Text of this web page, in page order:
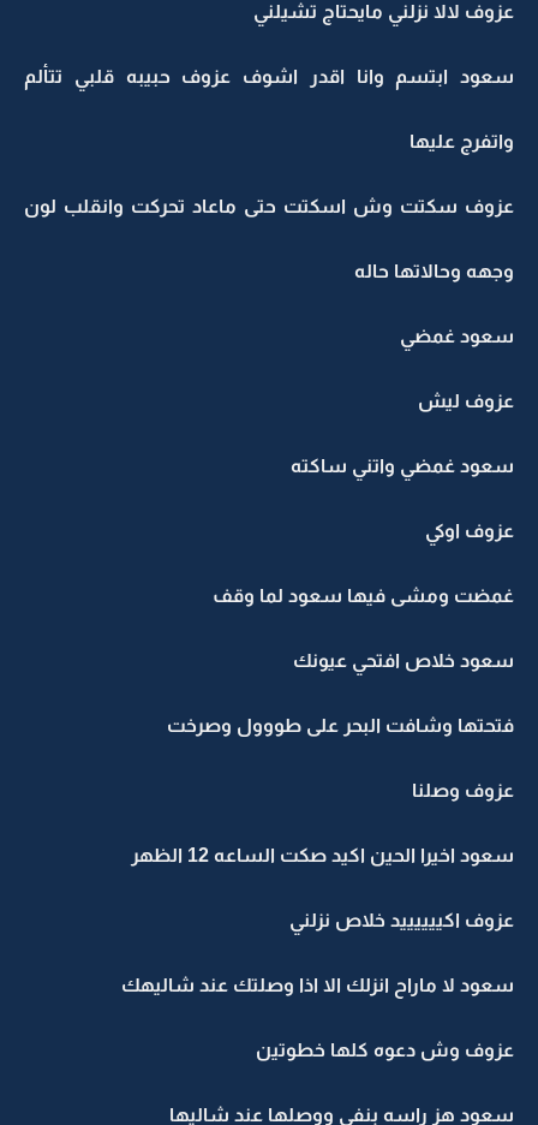
عزوف لالا نزلني مايحتاج تشيلني
سعود ابتسم وانا اقدر اشوف عزوف حبيبه قلبي تتألم
واتفرج عليها
عزوف سكتت وش اسكتت حتى ماعاد تحركت وانقلب لون
وجهه وحالاتها حاله
سعود غمضي
عزوف ليش
سعود غمضي واتني ساكته
عزوف اوكي
غمضت ومشى فيها سعود لما وقف
سعود خلاص افتحي عيونك
فتحتها وشافت البحر على طووول وصرخت
عزوف وصلنا
سعود اخيرا الحين اكيد صكت الساعه 12 الظهر
عزوف اكييييييد خلاص نزلني
سعود لا ماراح انزلك الا اذا وصلتك عند شاليهك
عزوف وش دعوه كلها خطوتين
سعود هز راسه بنفي ووصلها عند شاليها